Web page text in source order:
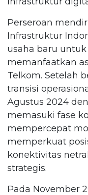
Perseroan
Infrastruktur
usaha baru
memanfaatkan
Telkom. Setelah
transisi
Agustus 2024
memasuki fase
mempercepat
memperkuat
konektivitas
strategis.
Pada November